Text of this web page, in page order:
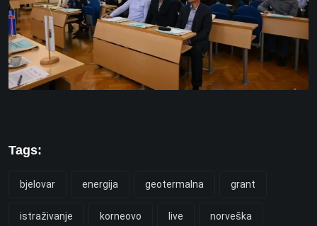
Tags:
bjelovar energija geotermalna grant
istraživanje korneovo live norveška